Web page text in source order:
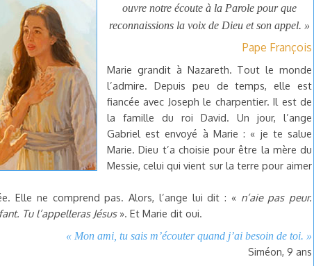
ouvre notre écoute à la Parole pour que
reconnaissions la voix de Dieu et son appel. »
Pape François
Marie grandit à Nazareth. Tout le monde
l’admire. Depuis peu de temps, elle est
fiancée avec Joseph le charpentier. Il est de
la famille du roi David. Un jour, l’ange
Gabriel est envoyé à Marie : « je te salue
Marie. Dieu t’a choisie pour être la mère du
Messie, celui qui vient sur la terre pour aimer
Elle ne comprend pas. Alors, l’ange lui dit : « n’aie pas peur.
Tu l’appelleras Jésus». Et Marie dit oui.
« Mon ami, tu sais m’écouter quand j’ai besoin de toi. »
Siméon, 9 ans